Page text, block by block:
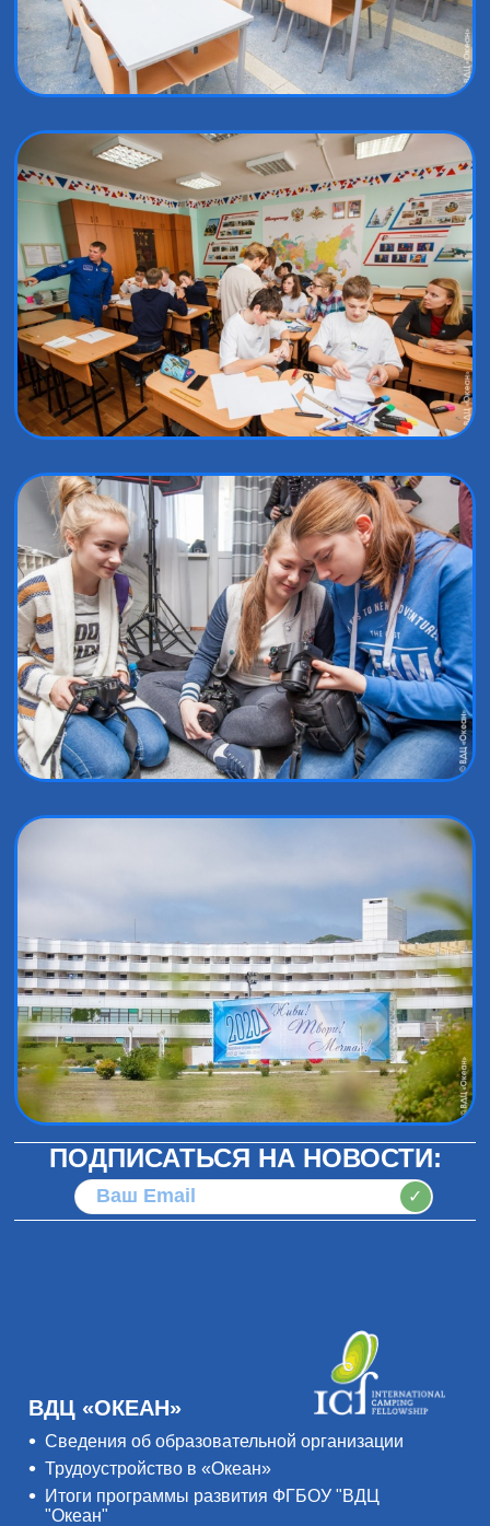
ПОДПИСАТЬСЯ НА НОВОСТИ:
✓
ВДЦ «ОКЕАН»
Сведения об образовательной организации
Трудоустройство в «Океан»
Итоги программы развития ФГБОУ "ВДЦ
"Океан"